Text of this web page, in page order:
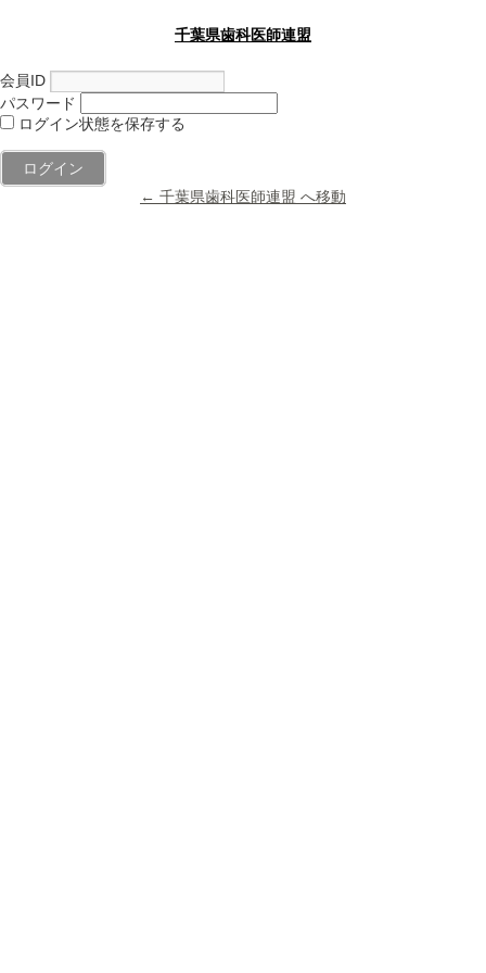
千葉県歯科医師連盟
会員ID
パスワード
ログイン状態を保存する
← 千葉県歯科医師連盟 へ移動